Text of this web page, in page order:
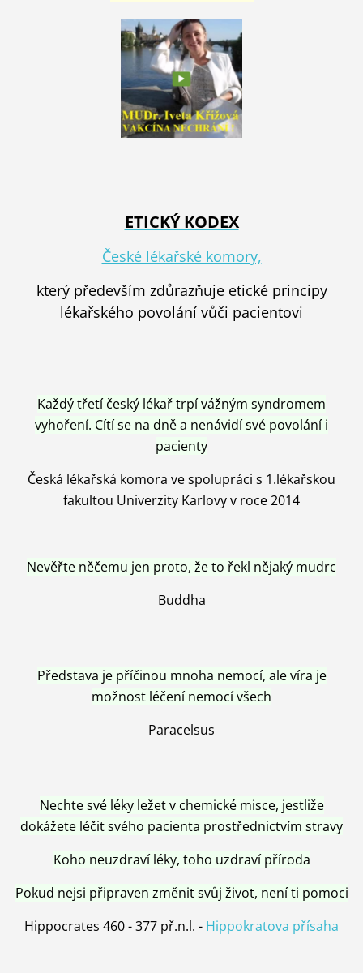
ETICKÝ KODEX
České lékařské komory,
který především zdůrazňuje etické principy
lékařského povolání vůči pacientovi
Každý třetí český lékař trpí vážným syndromem
vyhoření. Cítí se na dně a nenávidí své povolání i
pacienty
Česká lékařská komora ve spolupráci s 1.lékařskou
fakultou Univerzity Karlovy v roce 2014
Nevěřte něčemu jen proto, že to řekl nějaký mudrc
Buddha
Představa je příčinou mnoha nemocí, ale víra je
možnost léčení nemocí všech
Paracelsus
Nechte své léky ležet v chemické misce, jestliže
dokážete léčit svého pacienta prostřednictvím stravy
Koho neuzdraví léky, toho uzdraví příroda
Pokud nejsi připraven změnit svůj život, není ti pomoci
Hippocrates 460 - 377 př.n.l. - Hippokratova přísaha